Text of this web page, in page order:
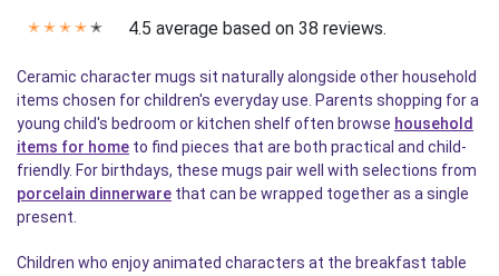
✭ ✭ ✭ ✭ ✭ 4.5 average based on 38 reviews.
Ceramic character mugs sit naturally alongside other household
items chosen for children's everyday use. Parents shopping for a
young child's bedroom or kitchen shelf often browse household
items for home to find pieces that are both practical and child-
friendly. For birthdays, these mugs pair well with selections from
porcelain dinnerware that can be wrapped together as a single
present.
Children who enjoy animated characters at the breakfast table